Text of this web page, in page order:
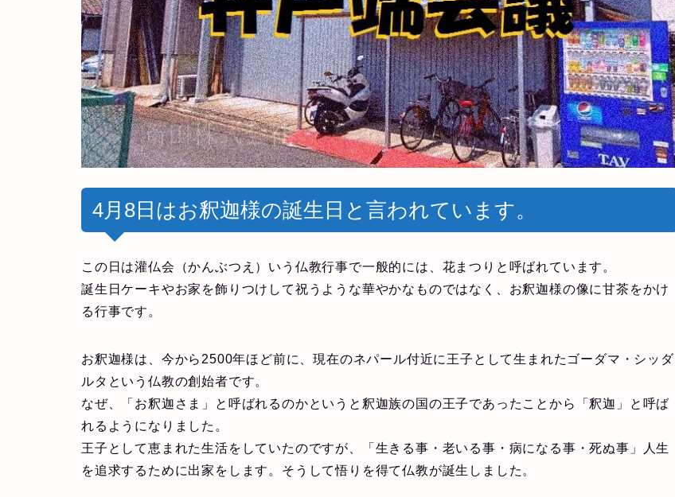
4月8日はお釈迦様の誕生日と言われています。
この日は灌仏会（かんぶつえ）いう仏教行事で一般的には、花まつりと呼ばれています。
誕生日ケーキやお家を飾りつけして祝うような華やかなものではなく、お釈迦様の像に甘茶をかけ
る行事です。
お釈迦様は、今から2500年ほど前に、現在のネパール付近に王子として生まれたゴーダマ・シッダ
ルタという仏教の創始者です。
なぜ、「お釈迦さま」と呼ばれるのかというと釈迦族の国の王子であったことから「釈迦」と呼ば
れるようになりました。
王子として恵まれた生活をしていたのですが、「生きる事・老いる事・病になる事・死ぬ事」人生
を追求するために出家をします。そうして悟りを得て仏教が誕生しました。